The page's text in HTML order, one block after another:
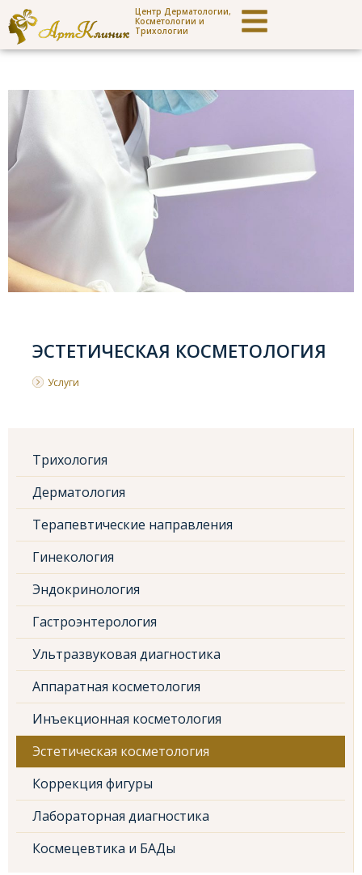
Центр Дерматологии,
Косметологии и
Трихологии
ЭСТЕТИЧЕСКАЯ КОСМЕТОЛОГИЯ
Услуги
Трихология
Дерматология
Терапевтические направления
Гинекология
Эндокринология
Гастроэнтерология
Ультразвуковая диагностика
Аппаратная косметология
Инъекционная косметология
Эстетическая косметология
Коррекция фигуры
Лабораторная диагностика
Космецевтика и БАДы